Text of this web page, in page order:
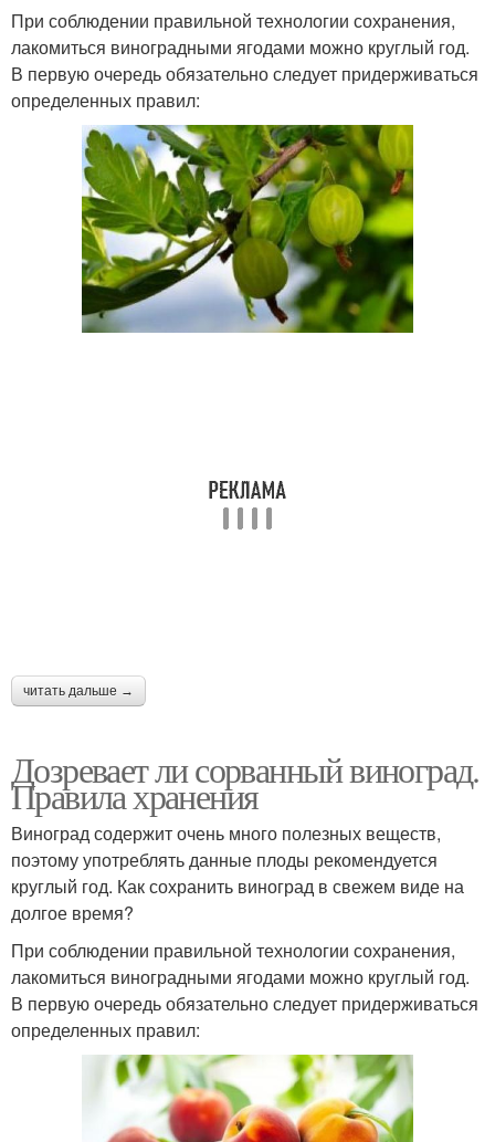
При соблюдении правильной технологии сохранения,
лакомиться виноградными ягодами можно круглый год.
В первую очередь обязательно следует придерживаться
определенных правил:
читать дальше →
Дозревает ли сорванный виноград.
Правила хранения
Виноград содержит очень много полезных веществ,
поэтому употреблять данные плоды рекомендуется
круглый год. Как сохранить виноград в свежем виде на
долгое время?
При соблюдении правильной технологии сохранения,
лакомиться виноградными ягодами можно круглый год.
В первую очередь обязательно следует придерживаться
определенных правил: